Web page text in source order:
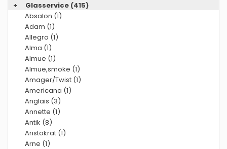
+
Glasservice (415)
Absalon (1)
Adam (1)
Allegro (1)
Alma (1)
Almue (1)
Almue,smoke (1)
Amager/Twist (1)
Americana (1)
Anglais (3)
Annette (1)
Antik (8)
Aristokrat (1)
Arne (1)